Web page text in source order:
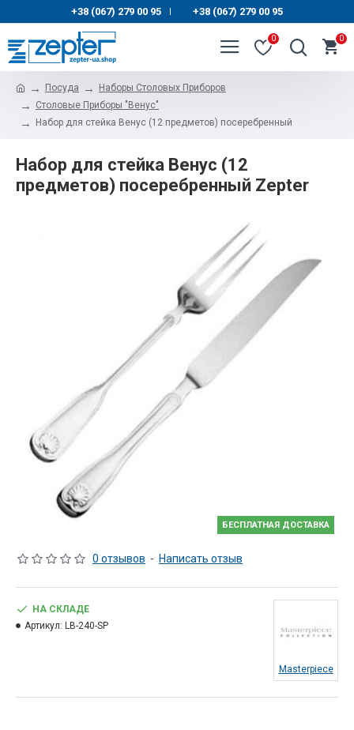
+38 (067) 279 00 95 | +38 (067) 279 00 95
0 0
Посуда
Наборы Столовых Приборов
Столовые Приборы "Венус"
Набор для стейка Венус (12 предметов) посеребренный
Набор для стейка Венус (12
предметов) посеребренный Zepter
БЕСПЛАТНАЯ ДОСТАВКА
0 отзывов - Написать отзыв
НА СКЛАДЕ
Артикул: LB-240-SP
Masterpiece